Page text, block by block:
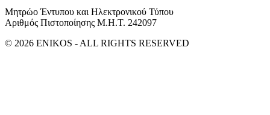
Μητρώο Έντυπου και Ηλεκτρονικού Τύπου
Αριθμός Πιστοποίησης Μ.Η.Τ. 242097
© 2026 ENIKOS - ALL RIGHTS RESERVED